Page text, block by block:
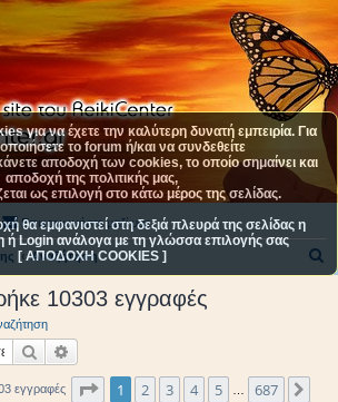
Επικοινωνήστε μαζί μας
Αναζήτηση
10303 εγγραφές
Αναζήτηση
εγγραφές Σελίδα1 από 687
1 2 3 4 5 687
για να έχετε την καλύτερη δυνατή εμπειρία. Για
το forum ή/και να συνδεθείτε
αποδοχή των cookies, το οποίο σημαίνει και
αποδοχή της πολιτικής μας,
ως επιλογή στο κάτω μέρος της σελίδας.
θα εμφανιστεί στη δεξιά πλευρά της σελίδας η
ή Login ανάλογα με τη γλώσσα επιλογής σας
[ ΑΠΟΔΟΧΗ COOKIES ]